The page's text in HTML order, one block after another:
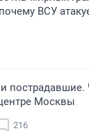
ВСУ
пострадавшие.
Москвы
216